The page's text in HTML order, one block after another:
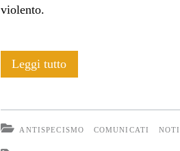
violento.
Leggi tuttoIl
ANTISPECISMO COMUNICATI